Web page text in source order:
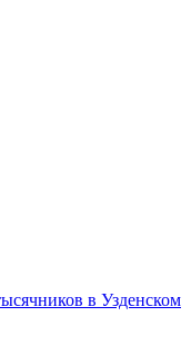
в Узденском